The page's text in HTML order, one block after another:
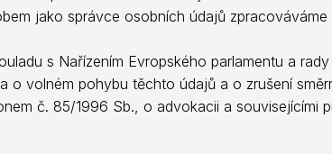
jako správce osobních údajů zpracováváme
s Nařízením Evropského parlamentu a
o volném pohybu těchto údajů a o zrušení
č. 85/1996 Sb., o advokacii a souvisejícími